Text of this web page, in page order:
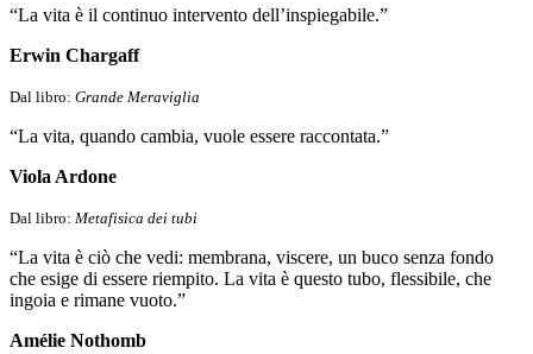
“La vita è il continuo intervento dell’inspiegabile.”
Erwin Chargaff
Dal libro: Grande Meraviglia
“La vita, quando cambia, vuole essere raccontata.”
Viola Ardone
Dal libro: Metafisica dei tubi
“La vita è ciò che vedi: membrana, viscere, un buco senza fondo
che esige di essere riempito. La vita è questo tubo, flessibile, che
ingoia e rimane vuoto.”
Amélie Nothomb